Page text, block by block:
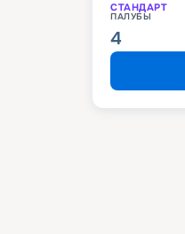
СТАНДАРТ
ПАЛУБЫ
4